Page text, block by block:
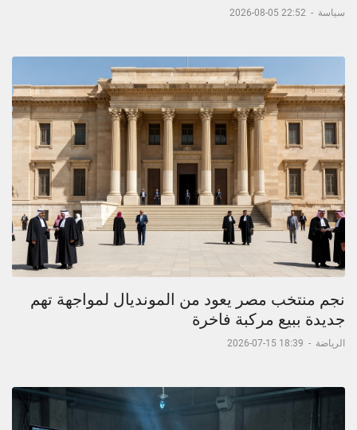
سياسة -
22:52 05-08-2026
نجم منتخب مصر يعود من المونديال لمواجهة تهم
جديدة ببيع مركبة فاخرة
الرياضة -
18:39 15-07-2026